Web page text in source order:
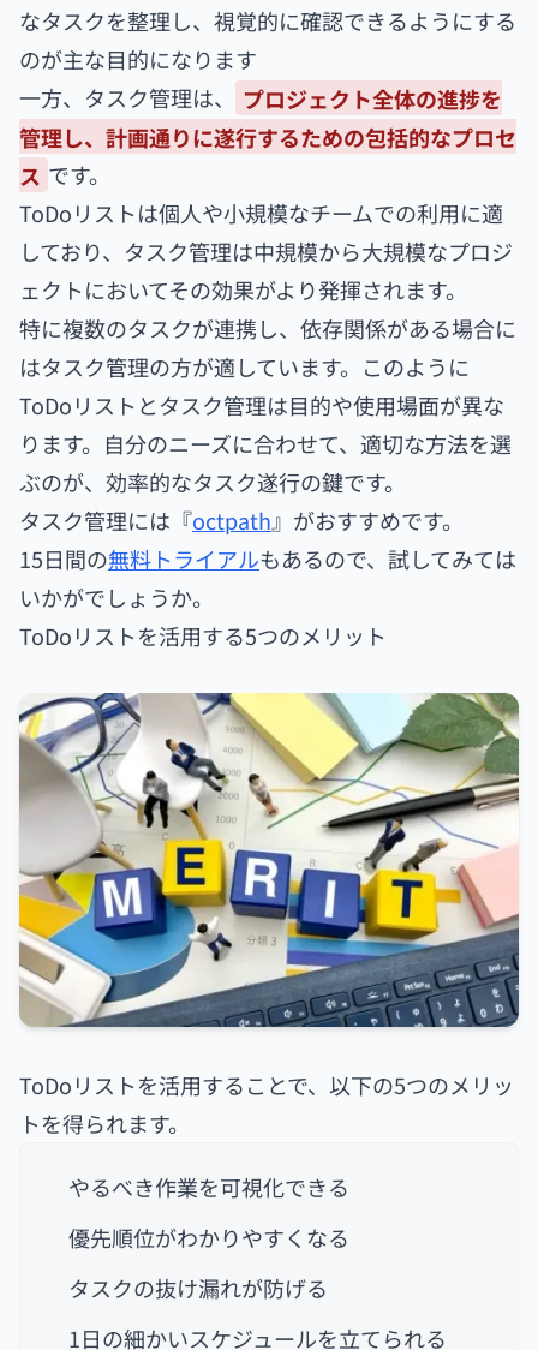
なタスクを整理し、視覚的に確認できるようにする
のが主な目的になります
一方、タスク管理は、
プロジェクト全体の進捗を
管理し、計画通りに遂行するための包括的なプロセ
ス です。
ToDoリストは個人や小規模なチームでの利用に適
しており、タスク管理は中規模から大規模なプロジ
ェクトにおいてその効果がより発揮されます。
特に複数のタスクが連携し、依存関係がある場合に
はタスク管理の方が適しています。このように
ToDoリストとタスク管理は目的や使用場面が異な
ります。自分のニーズに合わせて、適切な方法を選
ぶのが、効率的なタスク遂行の鍵です。
タスク管理には『octpath』がおすすめです。
15日間の無料トライアルもあるので、試してみては
いかがでしょうか。
ToDoリストを活用する5つのメリット
ToDoリストを活用することで、以下の5つのメリッ
トを得られます。
やるべき作業を可視化できる
優先順位がわかりやすくなる
タスクの抜け漏れが防げる
1日の細かいスケジュールを立てられる